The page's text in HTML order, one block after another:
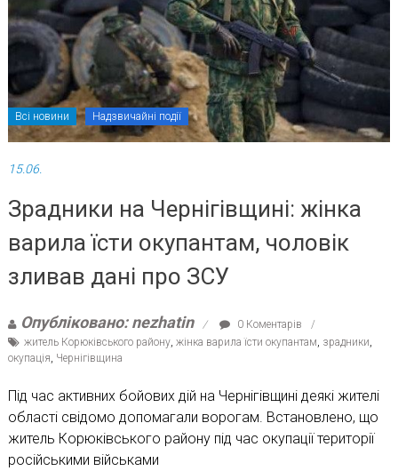
Всі новини Надзвичайні події
15.06.
Зрадники на Чернігівщині: жінка
варила їсти окупантам, чоловік
зливав дані про ЗСУ
Опубліковано: nezhatin
0 Коментарів
житель Корюківського району, жінка варила їсти окупантам, зрадники,
окупація, Чернігівщина
Під час активних бойових дій на Чернігівщині деякі жителі
області свідомо допомагали ворогам. Встановлено, що
житель Корюківського району під час окупації території
російськими військами